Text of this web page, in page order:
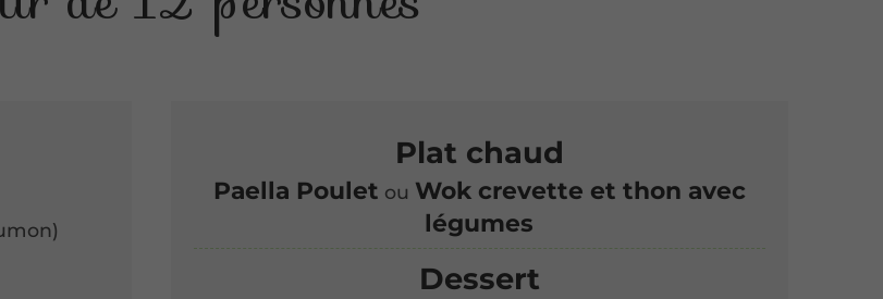
Plat chaud
Paella Poulet ou Wok crevette et thon avec
légumes
Dessert